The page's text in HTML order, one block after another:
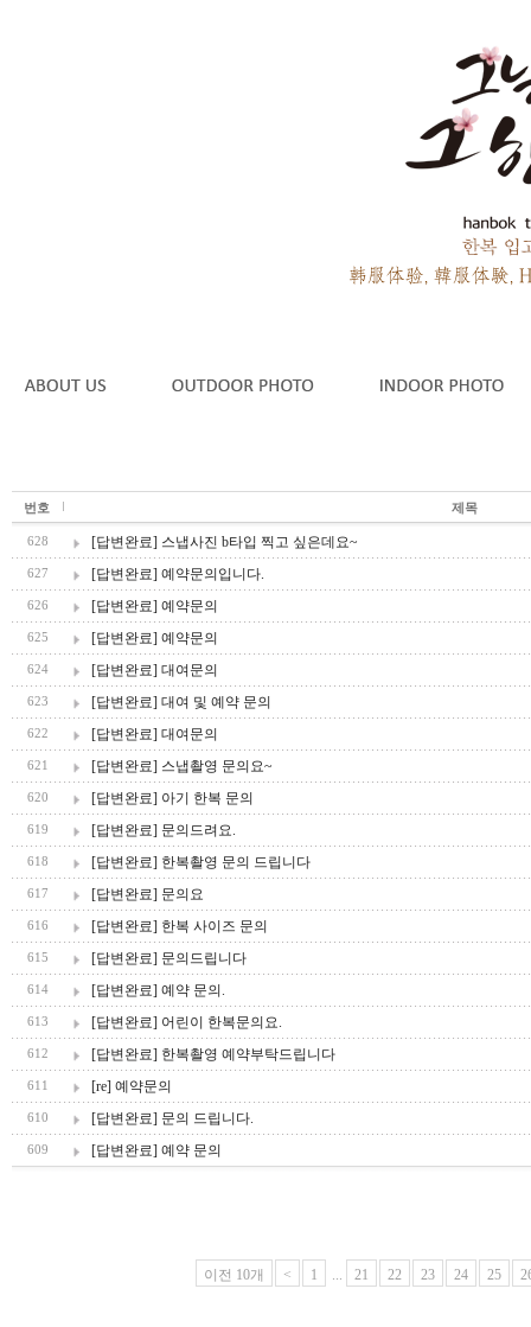
번호 제목
628 [답변완료] 스냅사진 b타입 찍고 싶은데요~
627 [답변완료] 예약문의입니다.
626 [답변완료] 예약문의
625 [답변완료] 예약문의
624 [답변완료] 대여문의
623 [답변완료] 대여 및 예약 문의
622 [답변완료] 대여문의
621 [답변완료] 스냅촬영 문의요~
620 [답변완료] 아기 한복 문의
619 [답변완료] 문의드려요.
618 [답변완료] 한복촬영 문의 드립니다
617 [답변완료] 문의요
616 [답변완료] 한복 사이즈 문의
615 [답변완료] 문의드립니다
614 [답변완료] 예약 문의.
613 [답변완료] 어린이 한복문의요.
612 [답변완료] 한복촬영 예약부탁드립니다
611 [re] 예약문의
610 [답변완료] 문의 드립니다.
609 [답변완료] 예약 문의
이전 10개 < 1 ... 21 22 23 24 25